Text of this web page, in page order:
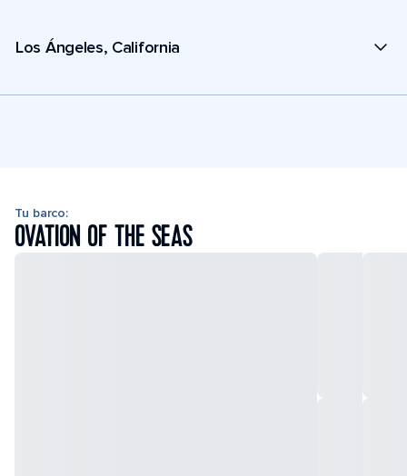
Los Ángeles, California
Tu barco:
OVATION OF THE SEAS